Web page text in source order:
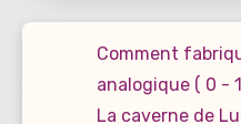
Comment
analogique ( 0 -
La caverne de